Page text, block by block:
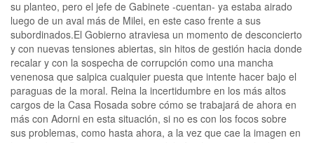
su planteo, pero el jefe de Gabinete -cuentan- ya estaba airado
luego de un aval más de Milei, en este caso frente a sus
subordinados.El Gobierno atraviesa un momento de desconcierto
y con nuevas tensiones abiertas, sin hitos de gestión hacia donde
recalar y con la sospecha de corrupción como una mancha
venenosa que salpica cualquier puesta que intente hacer bajo el
paraguas de la moral. Reina la incertidumbre en los más altos
cargos de la Casa Rosada sobre cómo se trabajará de ahora en
más con Adorni en esta situación, si no es con los focos sobre
sus problemas, como hasta ahora, a la vez que cae la imagen en